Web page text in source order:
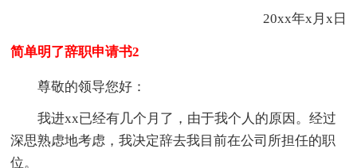
20xx年x月x日
简单明了辞职申请书2
尊敬的领导您好：
我进xx已经有几个月了，由于我个人的原因。经过
深思熟虑地考虑，我决定辞去我目前在公司所担任的职
位。